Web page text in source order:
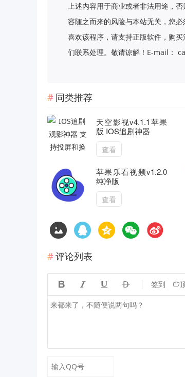
上述内容用于商业或者非法用途，
容随之而来的风险与本站无关，您
喜欢该程序，请支持正版软件，购
们联系处理。敬请谅解！E-mail：
同类推荐
天空影视v4.1.1苹果
版 IOS追剧神器
查看
苹果乐看视频v1.2.0
纯净版
查看
评论列表
    签到